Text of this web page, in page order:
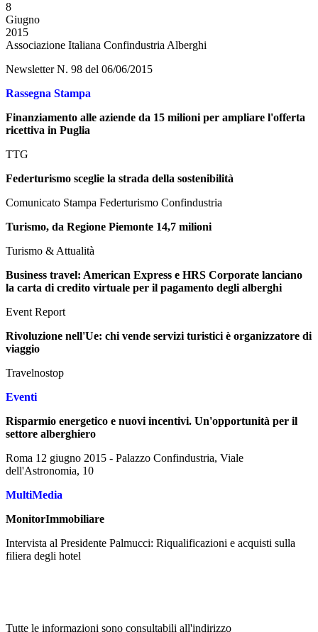
8
Giugno
2015
Associazione Italiana Confindustria Alberghi
Newsletter N. 98 del 06/06/2015
Rassegna Stampa
Finanziamento alle aziende da 15 milioni per ampliare l'offerta
ricettiva in Puglia
TTG
Federturismo sceglie la strada della sostenibilità
Comunicato Stampa Federturismo Confindustria
Turismo, da Regione Piemonte 14,7 milioni
Turismo & Attualità
Business travel: American Express e HRS Corporate lanciano
la carta di credito virtuale per il pagamento degli alberghi
Event Report
Rivoluzione nell'Ue: chi vende servizi turistici è organizzatore di
viaggio
Travelnostop
Eventi
Risparmio energetico e nuovi incentivi. Un'opportunità per il
settore alberghiero
Roma 12 giugno 2015 - Palazzo Confindustria, Viale
dell'Astronomia, 10
MultiMedia
MonitorImmobiliare
Intervista al Presidente Palmucci: Riqualificazioni e acquisti sulla
filiera degli hotel
Tutte le informazioni sono consultabili all'indirizzo